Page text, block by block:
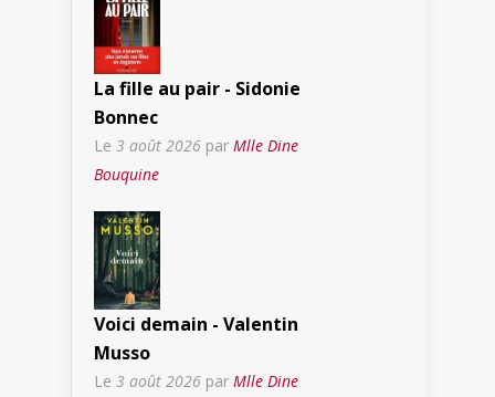
La fille au pair - Sidonie
Bonnec
Le 3 août 2026 par Mlle Dine
Bouquine
Voici demain - Valentin
Musso
Le 3 août 2026 par Mlle Dine